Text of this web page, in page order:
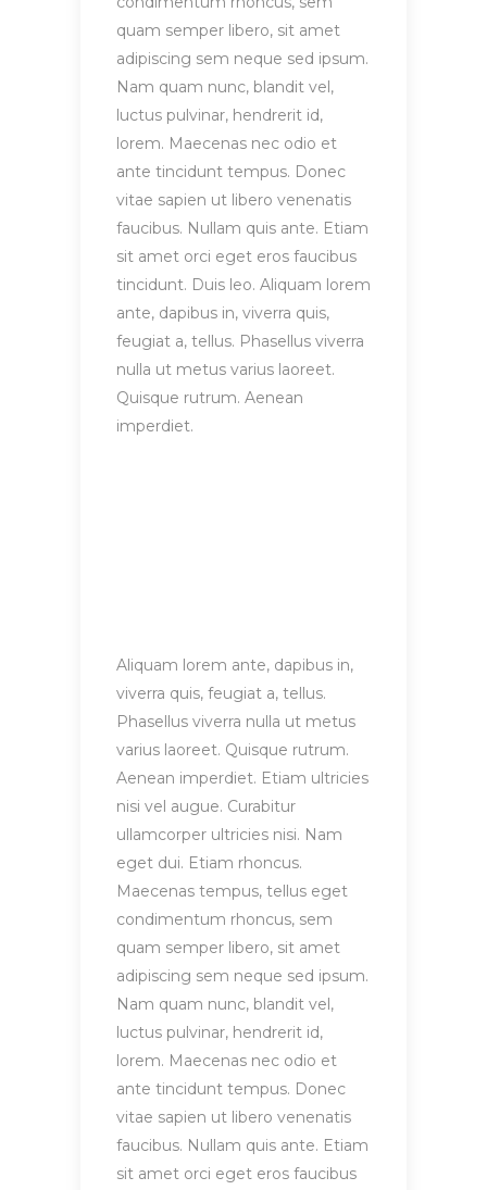
quam semper libero, sit amet
adipiscing sem neque sed ipsum.
Nam quam nunc, blandit vel,
luctus pulvinar, hendrerit id,
lorem. Maecenas nec odio et
ante tincidunt tempus. Donec
vitae sapien ut libero venenatis
faucibus. Nullam quis ante. Etiam
sit amet orci eget eros faucibus
tincidunt. Duis leo. Aliquam lorem
ante, dapibus in, viverra quis,
feugiat a, tellus. Phasellus viverra
nulla ut metus varius laoreet.
Quisque rutrum. Aenean
imperdiet.
Aliquam lorem ante, dapibus in,
viverra quis, feugiat a, tellus.
Phasellus viverra nulla ut metus
varius laoreet. Quisque rutrum.
Aenean imperdiet. Etiam ultricies
nisi vel augue. Curabitur
ullamcorper ultricies nisi. Nam
eget dui. Etiam rhoncus.
Maecenas tempus, tellus eget
condimentum rhoncus, sem
quam semper libero, sit amet
adipiscing sem neque sed ipsum.
Nam quam nunc, blandit vel,
luctus pulvinar, hendrerit id,
lorem. Maecenas nec odio et
ante tincidunt tempus. Donec
vitae sapien ut libero venenatis
faucibus. Nullam quis ante. Etiam
sit amet orci eget eros faucibus